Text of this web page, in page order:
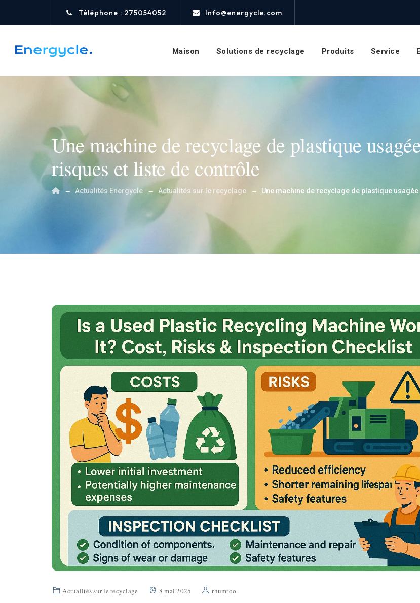
Téléphone : 275054052 Info@energycle.com
Maison Solutions de recyclage Produits Service
Une machine de recyclage de plastique
risques et liste de contrôle
→ Actualités Energycle → Actualités sur le recyclage → Une machine de recyclage de plastique
Actualités sur le recyclage 8 mai 2025 rhumtoo